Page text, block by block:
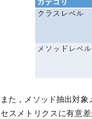
また，メソッド抽出対
セスメトリクスに有意